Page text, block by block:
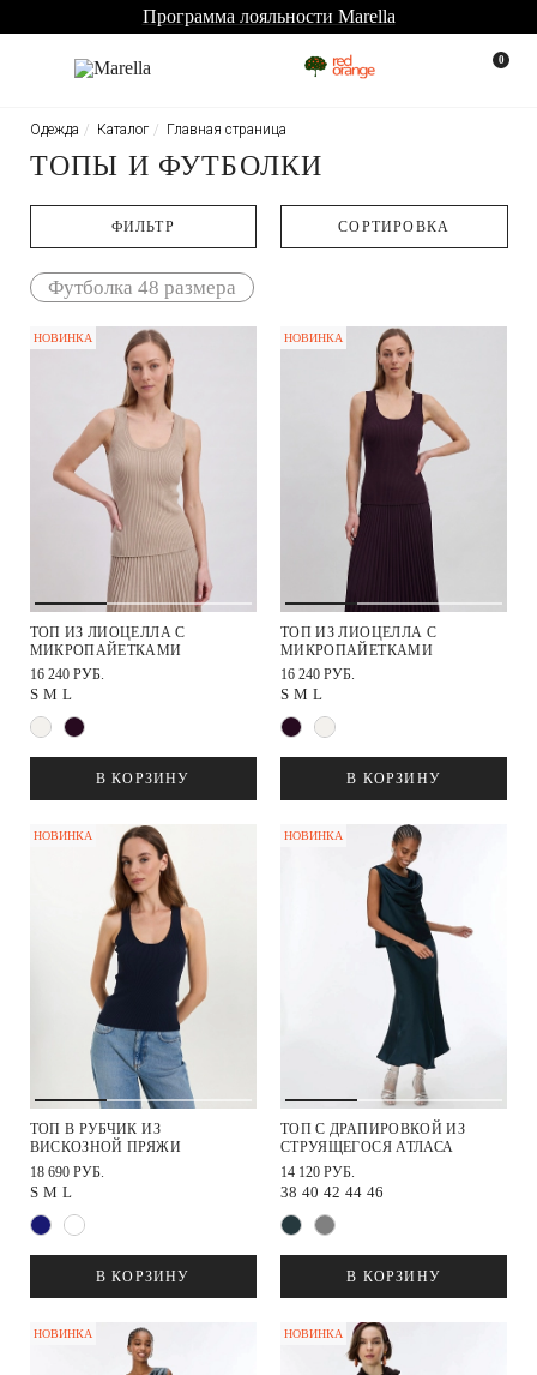
Программа лояльности Marella
0
Главная страница
Каталог
Одежда
ТОПЫ И ФУТБОЛКИ
ФИЛЬТР CОРТИРОВКА
Футболка 48 размера
НОВИНКА
ТОП ИЗ ЛИОЦЕЛЛА С
МИКРОПАЙЕТКАМИ
16 240 РУБ.
S M L
В КОРЗИНУ
НОВИНКА
ТОП ИЗ ЛИОЦЕЛЛА С
МИКРОПАЙЕТКАМИ
16 240 РУБ.
S M L
В КОРЗИНУ
НОВИНКА
ТОП В РУБЧИК ИЗ
ВИСКОЗНОЙ ПРЯЖИ
18 690 РУБ.
S M L
В КОРЗИНУ
НОВИНКА
ТОП С ДРАПИРОВКОЙ ИЗ
СТРУЯЩЕГОСЯ АТЛАСА
14 120 РУБ.
38 40 42 44 46
В КОРЗИНУ
НОВИНКА НОВИНКА